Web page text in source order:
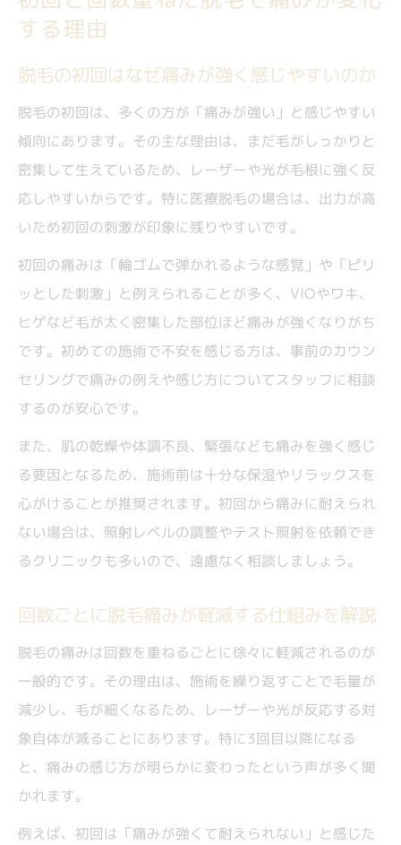
する理由
脱毛の初回はなぜ痛みが強く感じやすいのか
脱毛の初回は、多くの方が「痛みが強い」と感じやすい
傾向にあります。その主な理由は、まだ毛がしっかりと
密集して生えているため、レーザーや光が毛根に強く反
応しやすいからです。特に医療脱毛の場合は、出力が高
いため初回の刺激が印象に残りやすいです。
初回の痛みは「輪ゴムで弾かれるような感覚」や「ピリ
ッとした刺激」と例えられることが多く、VIOやワキ、
ヒゲなど毛が太く密集した部位ほど痛みが強くなりがち
です。初めての施術で不安を感じる方は、事前のカウン
セリングで痛みの例えや感じ方についてスタッフに相談
するのが安心です。
また、肌の乾燥や体調不良、緊張なども痛みを強く感じ
る要因となるため、施術前は十分な保湿やリラックスを
心がけることが推奨されます。初回から痛みに耐えられ
ない場合は、照射レベルの調整やテスト照射を依頼でき
るクリニックも多いので、遠慮なく相談しましょう。
回数ごとに脱毛痛みが軽減する仕組みを解説
脱毛の痛みは回数を重ねるごとに徐々に軽減されるのが
一般的です。その理由は、施術を繰り返すことで毛量が
減少し、毛が細くなるため、レーザーや光が反応する対
象自体が減ることにあります。特に3回目以降になる
と、痛みの感じ方が明らかに変わったという声が多く聞
かれます。
例えば、初回は「痛みが強くて耐えられない」と感じた